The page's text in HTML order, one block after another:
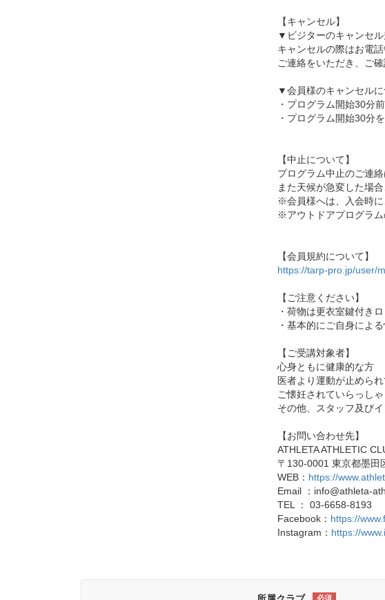
【キャンセル】
▼ビジターのキャンセ
キャンセルの際はお電
ご連絡をいただき、ご
▼会員様のキャンセルに
・プログラム開始30分
・プログラム開始30分
【中止について】
プログラム中止のご連
また天候が急変した場
※会員様へは、入会時に
※アウトドアプログラム
【会員規約について】
https://tarp-pro.jp/user/
【ご注意ください】
・荷物は更衣室鍵付き
・基本的にご自身によ
【ご受講対象者】
心身ともに健康的な方
医者より運動が止めら
ご懐妊されていらっし
その他、スタッフ及び
【お問い合わせ先】
ATHLETA ATHLETIC
〒130-0001 東京都墨田
WEB： https://
Email ：info@athleta-
TEL ： 03-6658-8193
Facebook： https://
Instagram： https://
必須